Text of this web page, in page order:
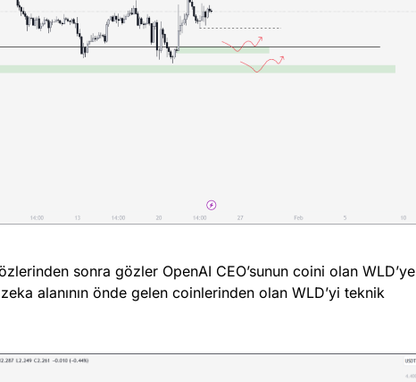
sonra gözler OpenAI CEO’sunun coini olan WLD’ye
alanının önde gelen coinlerinden olan WLD’yi teknik